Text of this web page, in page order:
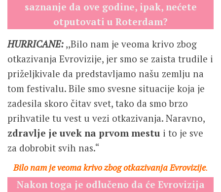
saznanje da ove godine, ipak, nećete
otputovati u Roterdam?
HURRICANE: ,,Bilo nam je veoma krivo zbog
otkazivanja Evrovizije, jer smo se zaista trudile i
priželjkivale da predstavljamo našu zemlju na
tom festivalu. Bile smo svesne situacije koja je
zadesila skoro čitav svet, tako da smo brzo
prihvatile tu vest u vezi otkazivanja. Naravno,
zdravlje je uvek na prvom mestu i to je sve
za dobrobit svih nas.“
Bilo nam je veoma krivo zbog otkazivanja Evrovizije.
Nakon toga je odlučeno da će Evrovizija